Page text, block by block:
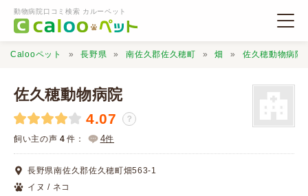
動物病院口コミ検索 カルーペット
動物病院検索
口コミ検索
Calooペット 長野県 南佐久郡佐久穂町 畑 佐久穂動物病院
佐久穂動物病院
4.07 ？
飼い主の声 4 件： 4件
長野県南佐久郡佐久穂町畑563-1
イヌ / ネコ